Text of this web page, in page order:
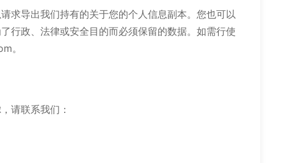
求导出我们持有的关于您的个人信息副本。您也可以
行政、法律或安全目的而必须保留的数据。如需行使
。
请联系我们：